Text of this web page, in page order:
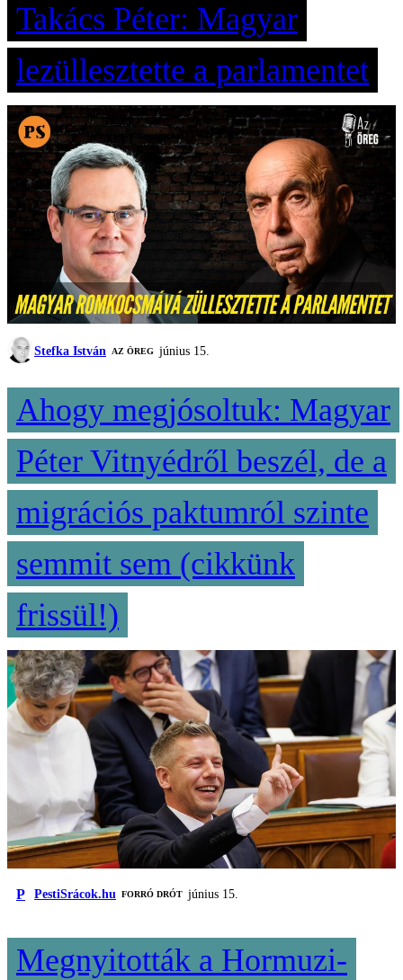
Takács Péter: Magyar
lezüllesztette a parlamentet
Stefka István AZ ÖREG június 15.
Ahogy megjósoltuk: Magyar
Péter Vitnyédről beszél, de a
migrációs paktumról szinte
semmit sem (cikkünk
frissül!)
P PestiSrácok.hu FORRÓ DRÓT június 15.
Megnyitották a Hormuzi-